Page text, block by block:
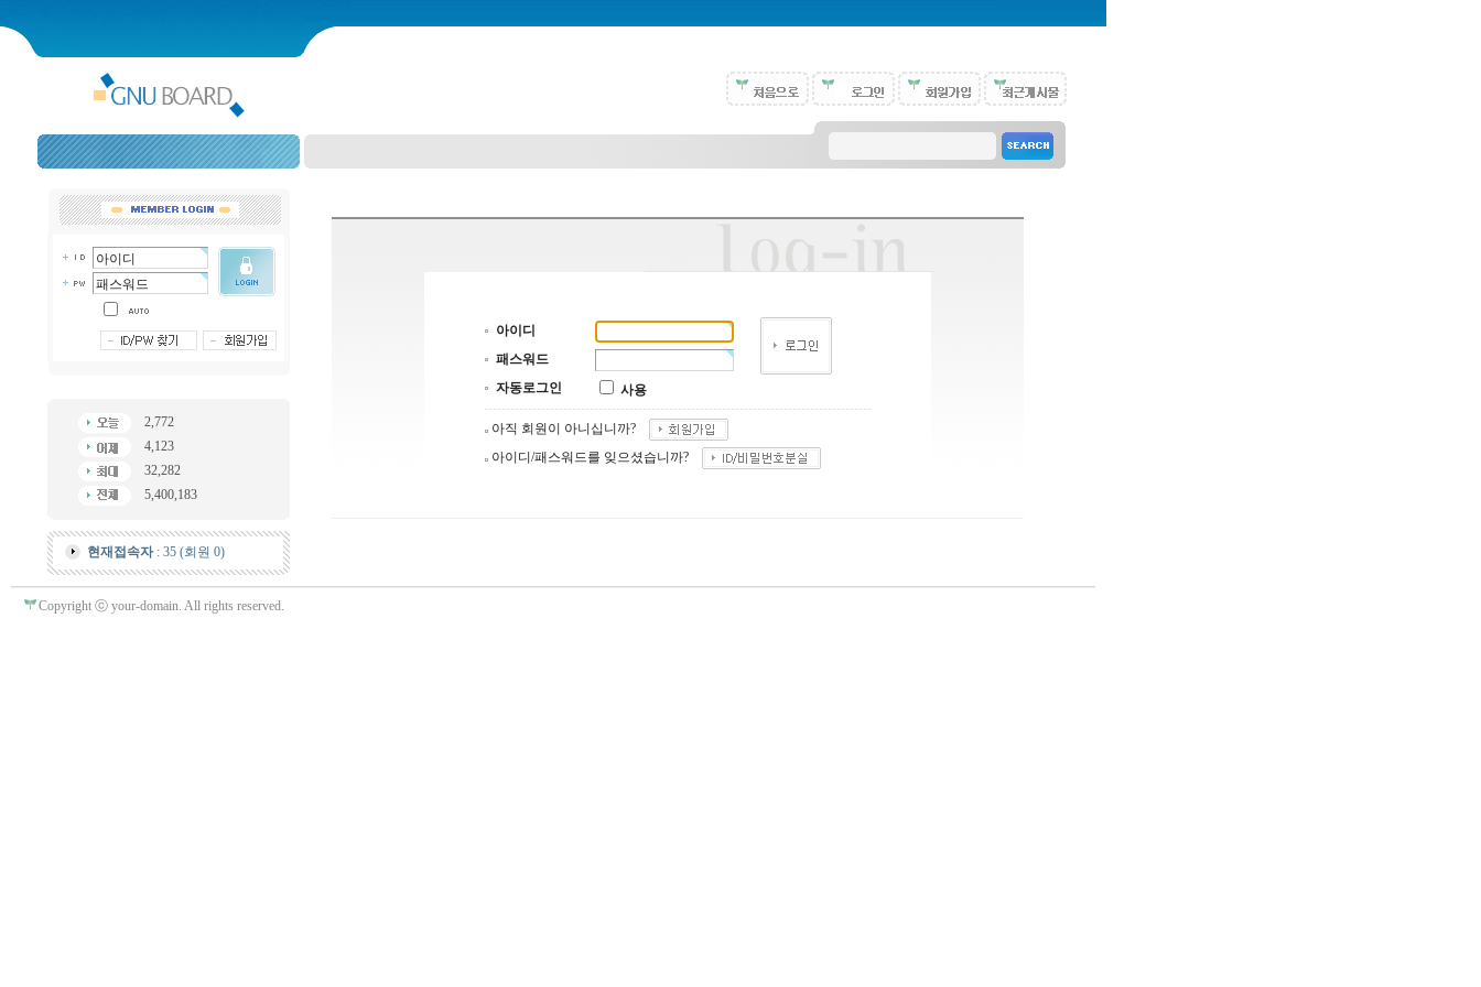
2,772
4,123
32,282
5,400,183
현재접속자: 35 (회원 0)
아이디
패스워드
자동로그인
사용
아직 회원이 아니십니까?
아이디/패스워드를 잊으셨습니까?
Copyright ⓒ your-domain. All rights reserved.